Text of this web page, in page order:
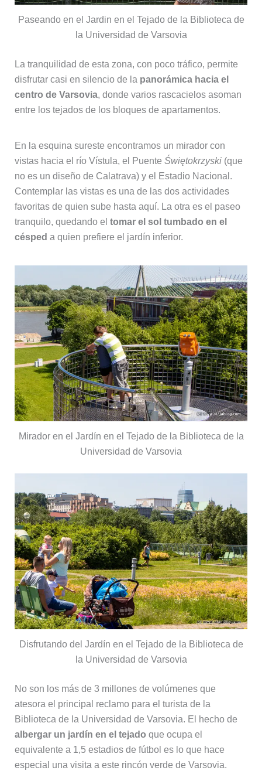
Paseando en el Jardin en el Tejado de la Biblioteca de
la Universidad de Varsovia
La tranquilidad de esta zona, con poco tráfico, permite
disfrutar casi en silencio de la panorámica hacia el
centro de Varsovia, donde varios rascacielos asoman
entre los tejados de los bloques de apartamentos.
En la esquina sureste encontramos un mirador con
vistas hacia el río Vístula, el Puente Świętokrzyski(que
no es un diseño de Calatrava) y el Estadio Nacional.
Contemplar las vistas es una de las dos actividades
favoritas de quien sube hasta aquí. La otra es el paseo
tranquilo, quedando el tomar el sol tumbado en el
césped a quien prefiere el jardín inferior.
Mirador en el Jardín en el Tejado de la Biblioteca de la
Universidad de Varsovia
Disfrutando del Jardín en el Tejado de la Biblioteca de
la Universidad de Varsovia
No son los más de 3 millones de volúmenes que
atesora el principal reclamo para el turista de la
Biblioteca de la Universidad de Varsovia. El hecho de
albergar un jardín en el tejado que ocupa el
equivalente a 1,5 estadios de fútbol es lo que hace
especial una visita a este rincón verde de Varsovia.